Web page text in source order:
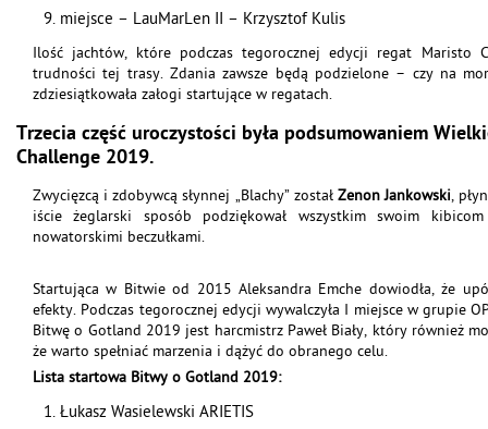
miejsce – LauMarLen II – Krzysztof Kulis
Ilość jachtów, które podczas tegorocznej edycji regat Maristo
trudności tej trasy. Zdania zawsze będą podzielone – czy na
zdziesiątkowała załogi startujące w regatach.
Trzecia część uroczystości była podsumowaniem
Challenge 2019.
Zwycięzcą i zdobywcą słynnej „Blachy” został Zenon Jankowski,
iście żeglarski sposób podziękował wszystkim swoim
nowatorskimi beczułkami.
Startująca w Bitwie od 2015 Aleksandra Emche dowiodła, że
efekty. Podczas tegorocznej edycji wywalczyła I miejsce w grupie
Bitwę o Gotland 2019 jest harcmistrz Paweł Biały, który również
że warto spełniać marzenia i dążyć do obranego celu.
Lista startowa Bitwy o Gotland 2019:
Łukasz Wasielewski ARIETIS